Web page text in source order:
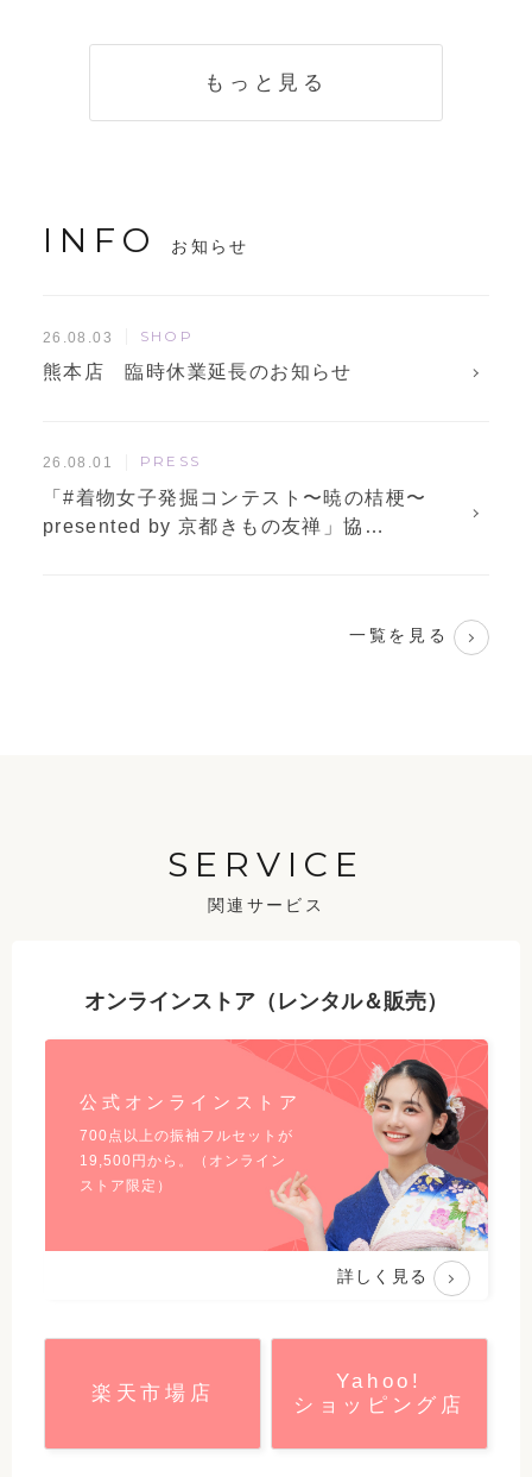
もっと見る
INFO お知らせ
26.08.03 SHOP
熊本店 臨時休業延長のお知らせ
26.08.01 PRESS
「#着物女子発掘コンテスト〜暁の桔梗〜
presented by 京都きもの友禅」協…
一覧を見る
SERVICE
関連サービス
オンラインストア（レンタル＆販売）
公式オンラインストア
700点以上の振袖フルセットが
19,500 円から。（オンライン
ストア限定）
詳しく見る
楽天市場店
Yahoo!
ショッピング店